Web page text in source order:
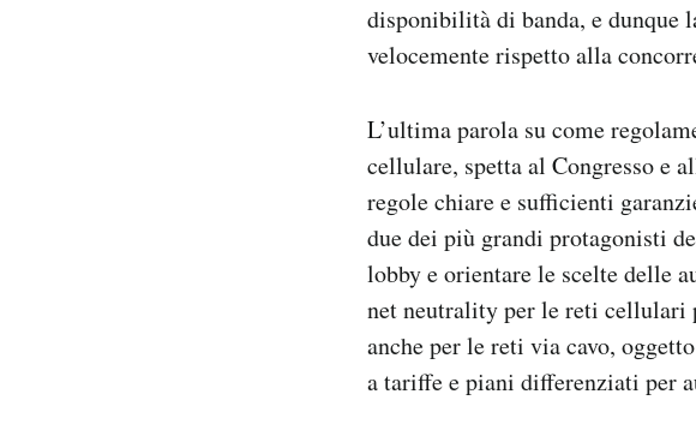
disponibilità di banda, e
velocemente rispetto alla
L’ultima parola su come
cellulare, spetta al Congresso e
regole chiare e sufficienti
due dei più grandi protagonisti
lobby e orientare le scelte delle
net neutrality per le reti cellulari
anche per le reti via cavo,
a tariffe e piani differenziati per